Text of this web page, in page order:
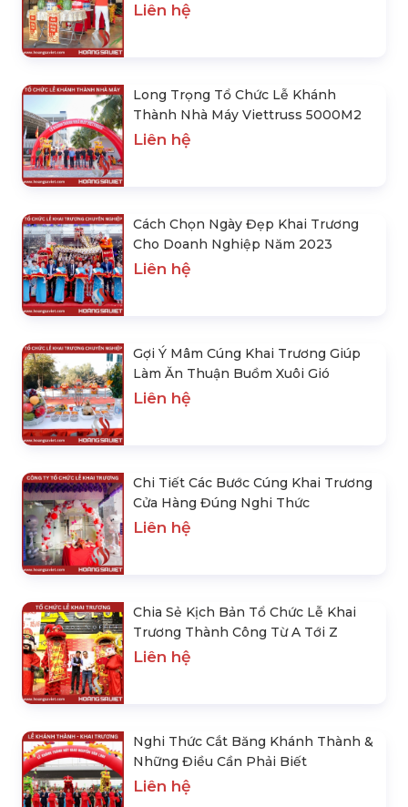
Liên hệ
Long Trọng Tổ Chức Lễ Khánh
Thành Nhà Máy Viettruss 5000M2
Liên hệ
Cách Chọn Ngày Đẹp Khai Trương
Cho Doanh Nghiệp Năm 2023
Liên hệ
Gợi Ý Mâm Cúng Khai Trương Giúp
Làm Ăn Thuận Buồm Xuôi Gió
Liên hệ
Chi Tiết Các Bước Cúng Khai Trương
Cửa Hàng Đúng Nghi Thức
Liên hệ
Chia Sẻ Kịch Bản Tổ Chức Lễ Khai
Trương Thành Công Từ A Tới Z
Liên hệ
Nghi Thức Cắt Băng Khánh Thành &
Những Điều Cần Phải Biết
Liên hệ